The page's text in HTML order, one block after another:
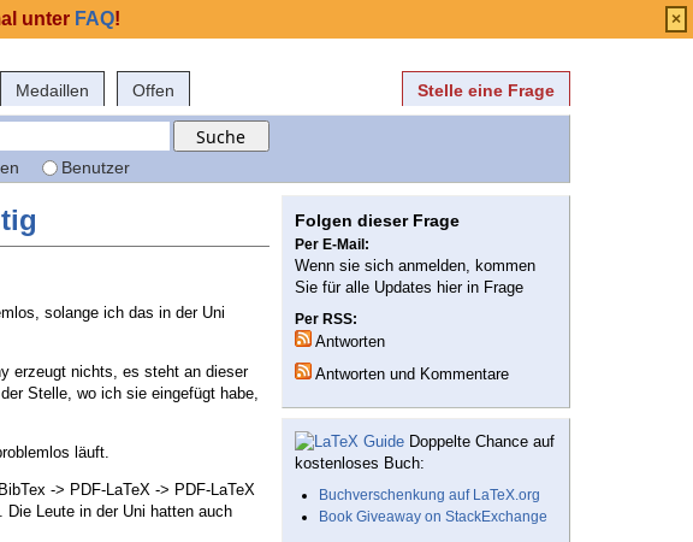
Medaillen Offen Stelle eine Frage
Benutzer
solange ich das in der Uni
erzeugt nichts, es steht an dieser
Stelle, wo ich sie eingefügt habe,
läuft.
-> PDF-LaTeX -> PDF-LaTeX
Leute in der Uni hatten auch
Folgen dieser Frage
Per E-Mail:
Wenn sie sich anmelden, kommen
Sie für alle Updates hier in Frage
Per RSS:
Antworten
Antworten und Kommentare
Doppelte Chance auf
kostenloses Buch:
Buchverschenkung auf LaTeX.org
Book Giveaway on StackExchange
unter FAQ! ×